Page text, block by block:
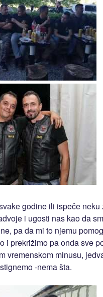
godine ili ispeče
i ugosti nas kao da
pa da mi to njemu
i prekrižimo pa onda sve
vremenskom minusu,
-nema šta.